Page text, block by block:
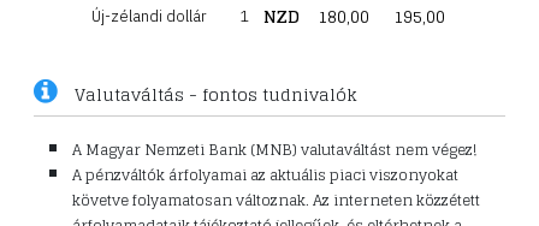
Új-zélandi dollár 1 NZD 180,00 195,00
Valutaváltás - fontos tudnivalók
A Magyar Nemzeti Bank (MNB) valutaváltást nem végez!
A pénzváltók árfolyamai az aktuális piaci viszonyokat
követve folyamatosan változnak. Az interneten közzétett